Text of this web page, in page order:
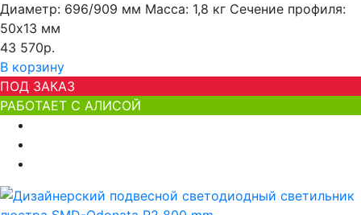
Диаметр: 696/909 мм Масса: 1,8 кг Сечение профиля:
50х13 мм
43 570р.
В корзину
ПОД ЗАКАЗ
РАБОТАЕТ С АЛИСОЙ